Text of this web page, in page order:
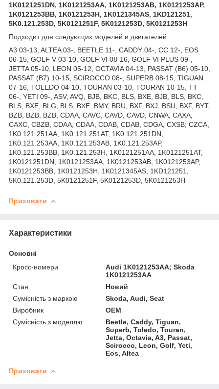
1K0121251DN, 1K0121253AA, 1K0121253AB, 1K0121253AP,
1K0121253BB, 1K0121253H, 1K0121345AS, 1KD121251,
5K0.121.253D, 5K0121251F, 5K0121253D, 5K0121253H
Подходит для следующих моделей и двигателей:
A3 03-13, ALTEA 03-, BEETLE 11-, CADDY 04-, CC 12-, EOS
06-15, GOLF V 03-10, GOLF VI 08-16, GOLF VI PLUS 09-,
JETTA 05-10, LEON 05-12, OCTAVIA 04-13, PASSAT (B6) 05-10,
PASSAT (B7) 10-15, SCIROCCO 08-, SUPERB 08-15, TIGUAN
07-16, TOLEDO 04-10, TOURAN 03-10, TOURAN 10-15, TT
06-, YETI 09-, ASV, AVQ, BJB, BKC, BLS, BXE, BJB, BLS, BKC,
BLS, BXE, BLG, BLS, BXE, BMY, BRU, BXF, BXJ, BSU, BXF, BYT,
BZB, BZB, BZB, CDAA, CAVC, CAVD, CAVD, CNWA, CAXA,
CAXC, CBZB, CDAA, CDAA, CDAB, CDAB, CDGA, CXSB; CZCA,
1K0.121.251AA, 1K0.121.251AT, 1K0.121.251DN,
1K0.121.253AA, 1K0.121.253AB, 1K0.121.253AP,
1K0.121.253BB, 1K0.121.253H, 1K0121251AA, 1K0121251AT,
1K0121251DN, 1K0121253AA, 1K0121253AB, 1K0121253AP,
1K0121253BB, 1K0121253H, 1K0121345AS, 1KD121251,
5K0.121.253D, 5K0121251F, 5K0121253D, 5K0121253H
Приховати
Характеристики
Основні
Кросс-номери
Audi 1K0121253AA; Skoda
1K0121253AA
Стан
Новий
Сумісність з маркою
Skoda, Audi, Seat
Виробник
OEM
Сумісність з моделлю
Beetle, Caddy, Tiguan,
Superb, Toledo, Touran,
Jetta, Octavia, A3, Passat,
Scirocco, Leon, Golf, Yeti,
Eos, Altea
Приховати